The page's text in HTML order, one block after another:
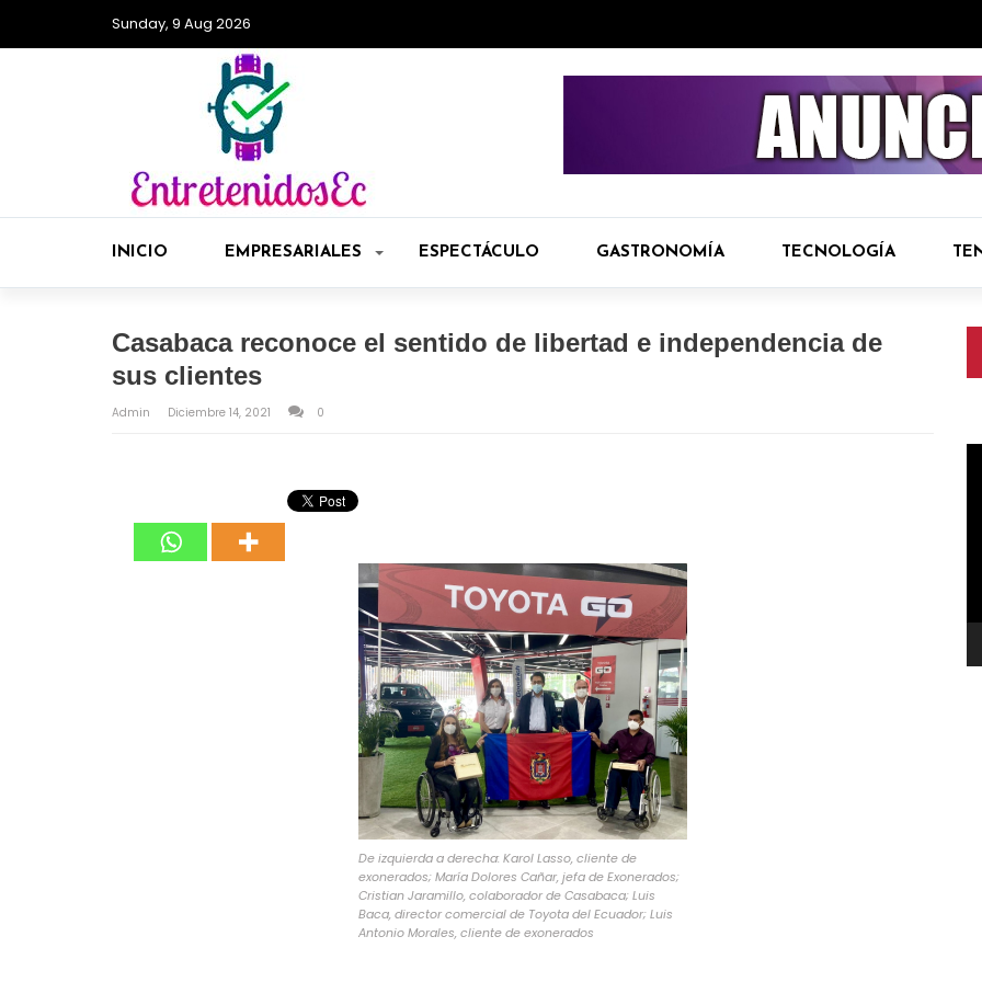
Sunday, 9 Aug 2026
INICIO EMPRESARIALES ESPECTÁCULO GASTRONOMÍA TECNOLOGÍA
Casabaca reconoce el sentido de libertad e independencia de
sus clientes
Admin Diciembre 14, 2021 0
De izquierda a derecha: Karol Lasso, cliente de
exonerados; María Dolores Cañar, jefa de Exonerados;
Cristian Jaramillo, colaborador de Casabaca; Luis
Baca, director comercial de Toyota del Ecuador; Luis
Antonio Morales, cliente de exonerados